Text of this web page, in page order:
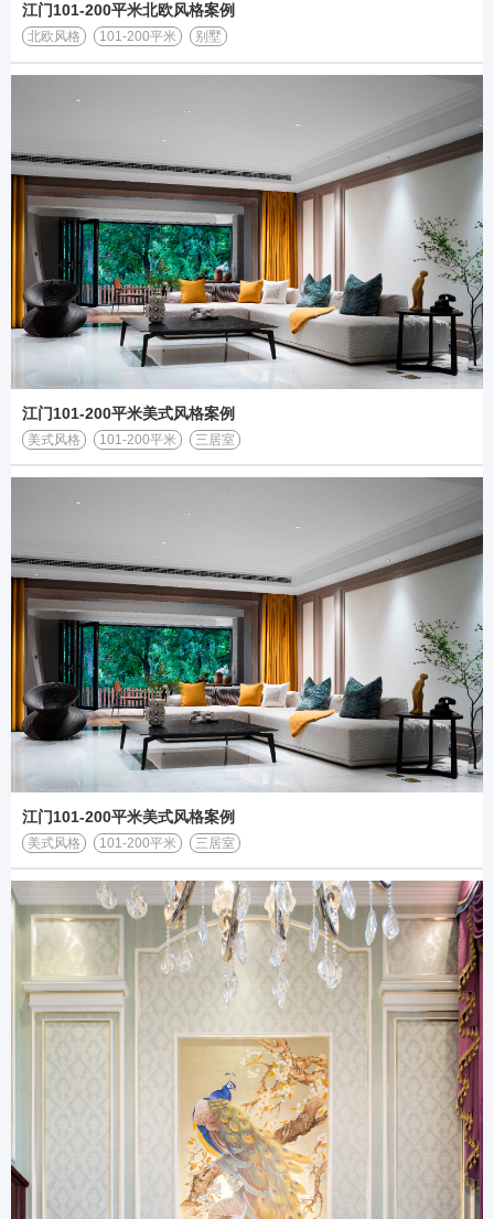
江门101-200平米北欧风格案例
北欧风格 101-200平米 别墅
江门101-200平米美式风格案例
美式风格 101-200平米 三居室
江门101-200平米美式风格案例
美式风格 101-200平米 三居室